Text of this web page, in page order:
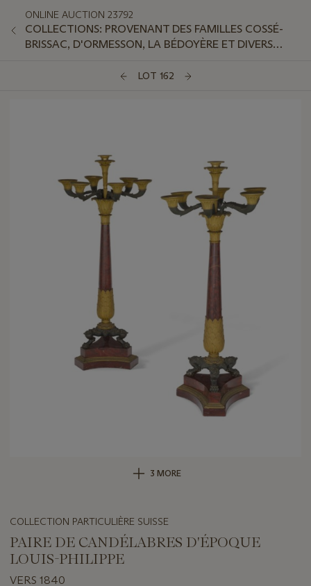
ONLINE AUCTION 23792
COLLECTIONS: PROVENANT DES FAMILLES COSSÉ-
BRISSAC, D'ORMESSON, LA BÉDOYÈRE ET DIVERS
LOT 162
3 MORE
COLLECTION PARTICULIÈRE SUISSE
PAIRE DE CANDÉLABRES D'ÉPOQUE
LOUIS-PHILIPPE
VERS 1840